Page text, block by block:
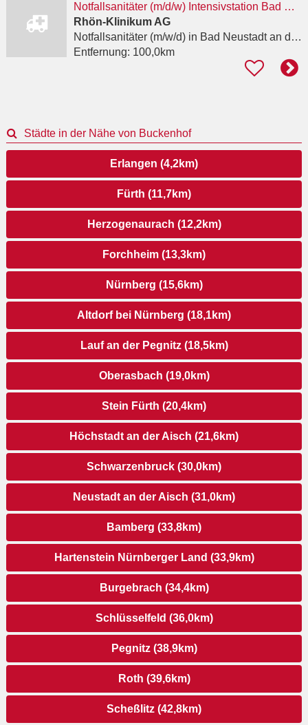
Notfallsanitäter (m/d/w) Intensivstation Bad Neustadt an der Saale
Rhön-Klinikum AG
Notfallsanitäter (m/w/d)in Bad Neustadt an der Saale, Herschfeld
Entfernung: 100,0km
Städte in der Nähe von Buckenhof
Erlangen (4,2km)
Fürth (11,7km)
Herzogenaurach (12,2km)
Forchheim (13,3km)
Nürnberg (15,6km)
Altdorf bei Nürnberg (18,1km)
Lauf an der Pegnitz (18,5km)
Oberasbach (19,0km)
Stein Fürth (20,4km)
Höchstadt an der Aisch (21,6km)
Schwarzenbruck (30,0km)
Neustadt an der Aisch (31,0km)
Bamberg (33,8km)
Hartenstein Nürnberger Land (33,9km)
Burgebrach (34,4km)
Schlüsselfeld (36,0km)
Pegnitz (38,9km)
Roth (39,6km)
Scheßlitz (42,8km)